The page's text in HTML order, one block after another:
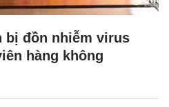
bị đồn nhiễm virus
hàng không